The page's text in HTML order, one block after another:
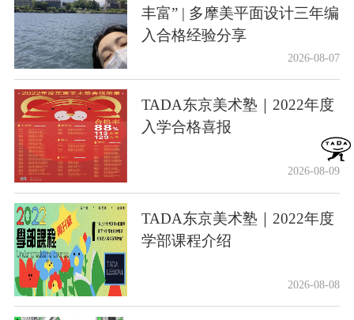
丰富” | 多摩美平面设计三年编
入合格经验分享
2026-08-07
TADA东京美术塾｜2022年度
入学合格喜报
2026-08-09
TADA东京美术塾｜2022年度
学部课程介绍
2026-08-08